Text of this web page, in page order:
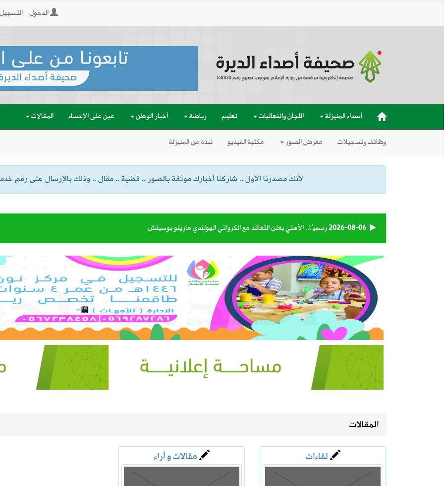
الدخول |
أصداء المنيزلة اللجان والفعاليات تعليم رياضة أخبار الوطن عين على الإحساء المقالات
وظائف وتسجيلات معرض الصور مكتبة الفيديو نبذة عن المنيزلة
لأنك مصدرنا الأول .. شاركنا أخبارك موثقة بالصور .. قضية .. مقال .. وذلك بالإرسال على رقم خدمة
2026-08-06وزارة الدفاع تعيّن اللواء البحري الركن عبدالله الشهري قائدًا للتحالف البحري الدفاعي متعدد الجنسيات
2026-08-06تبوك تتصدر إنتاج العنب في المملكة بنسبة 40%
2026-08-06حكام دوري روشن يواصلون برنامجهم الإعدادي في معسكر إسبانيا
2026-08-06 استاد أرامكو يقترب من لحظة الافتتاح.. سبتمبر يحسم الجاهزية ونوفمبر موعد الانطلاق
2026-08-06أمانة الأحساء تنجز تطوير الطريق الرابط بين العقير والطرف لتعزيز السلامة المرورية وكفاءة طرق الواحة
2026-08-05 المنيزلة تستعد لإطلاق النسخة الـ28 من حملة التبرع بالدم «بدمي أفديك» الجمعة ولمدة يومين
2026-08-05إطلاق تحدي ابتكار أفضل مظلة لضيوف الرحمن
المقالات
لقاءات
مقالات و أراء